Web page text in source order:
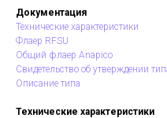
Документация
Технические характеристики
Флаер RFSU
Общий флаер Anapico
Свидетельство об утверждении
Описание типа
Технические характеристики